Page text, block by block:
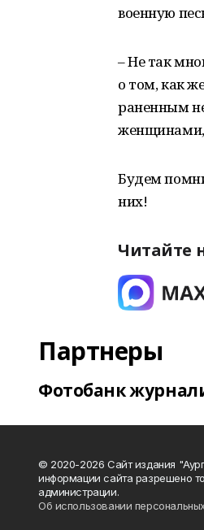
военную
– Не так
о том, как
раненным
женщинами,
Будем
них!
Читайте
Партнеры
Фотобанк
© 2020-2026 Сайт издания
информации сайта разрешено
администрации.
Об использовании